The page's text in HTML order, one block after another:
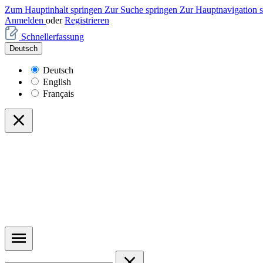
Zum Hauptinhalt springen Zur Suche springen Zur Hauptnavigation
Anmelden oder Registrieren
Schnellerfassung
Deutsch
Deutsch
English
Français